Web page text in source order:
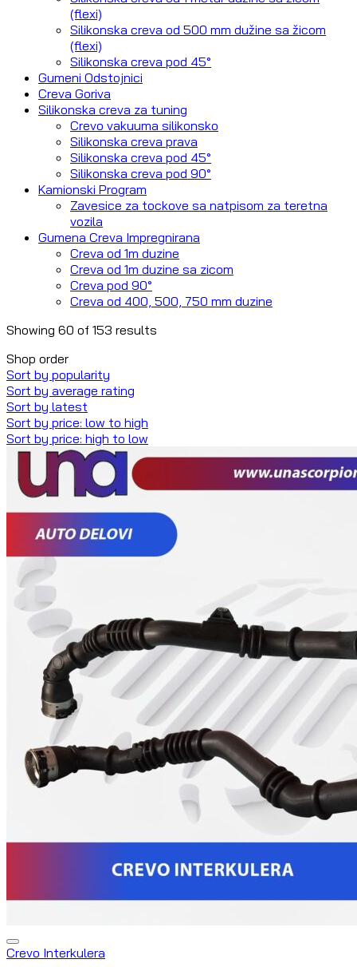
(flexi)
Silikonska creva od 500 mm dužine sa žicom
(flexi)
Silikonska creva pod 45°
Gumeni Odstojnici
Creva Goriva
Silikonska creva za tuning
Crevo vakuuma silikonsko
Silikonska creva prava
Silikonska creva pod 45°
Silikonska creva pod 90°
Kamionski Program
Zavesice za tockove sa natpisom za teretna
vozila
Gumena Creva Impregnirana
Creva od 1m duzine
Creva od 1m duzine sa zicom
Creva pod 90°
Creva od 400, 500, 750 mm duzine
Showing 60 of 153 results
Shop order
Sort by popularity
Sort by average rating
Sort by latest
Sort by price: low to high
Sort by price: high to low
Crevo Interkulera